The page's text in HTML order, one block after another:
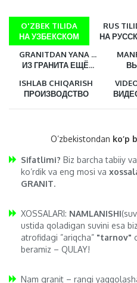
O'ZBEK TILIDA
НА УЗБЕКСКОМ
RUS
НА
GRANITDAN YANA ...
ИЗ ГРАНИТА ЕЩЁ...
ISHLAB CHIQARISH
ПРОИЗВОДСТВО
O’zbekistondan ko’p
Sifatlimi? Biz barcha tabiiy
ko’rdik va eng mosi va
GRANIT.
XOSSALARI: NAMLANISHI
ustida qoladigan suvini esa
atrofidagi ”ariqcha” "tarnov"
beramiz – QULAY!
Nam granit – rangi